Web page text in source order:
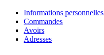
Informations personnelles
Commandes
Avoirs
Adresses